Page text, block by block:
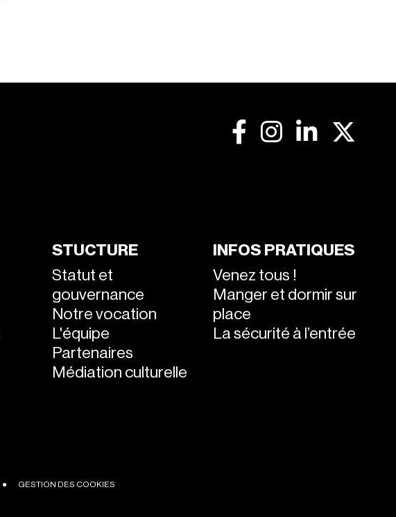
STUCTURE
Statut et
gouvernance
Notre vocation
L'équipe
Partenaires
Médiation culturelle
INFOS PRATIQUES
Venez tous !
Manger et dormir sur
place
La sécurité à l’entrée
● GESTION DES COOKIES